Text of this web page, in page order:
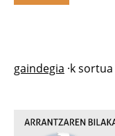
gaindegia ·k sortua